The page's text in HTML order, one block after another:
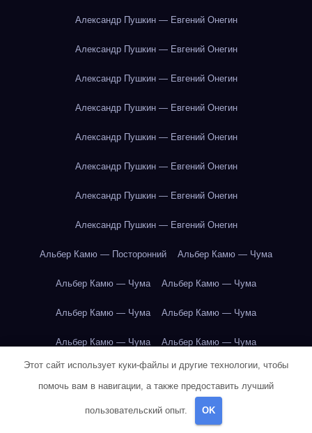
Александр Пушкин — Евгений Онегин
Александр Пушкин — Евгений Онегин
Александр Пушкин — Евгений Онегин
Александр Пушкин — Евгений Онегин
Александр Пушкин — Евгений Онегин
Александр Пушкин — Евгений Онегин
Александр Пушкин — Евгений Онегин
Александр Пушкин — Евгений Онегин
Альбер Камю — Посторонний Альбер Камю — Чума
Альбер Камю — Чума Альбер Камю — Чума
Альбер Камю — Чума Альбер Камю — Чума
Альбер Камю — Чума Альбер Камю — Чума
Альбер Камю — Чума Альбер Камю — Чума
Альбер Камю — Чума
Альбер Камю — Чума
Этот сайт использует куки-файлы и другие технологии, чтобы
помочь вам в навигации, а также предоставить лучший
пользовательский опыт. OK